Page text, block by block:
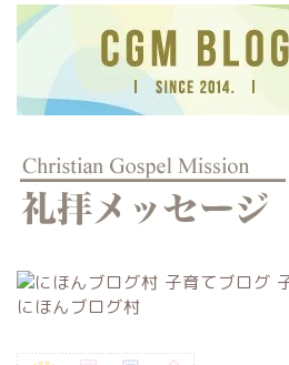
にほんブログ村